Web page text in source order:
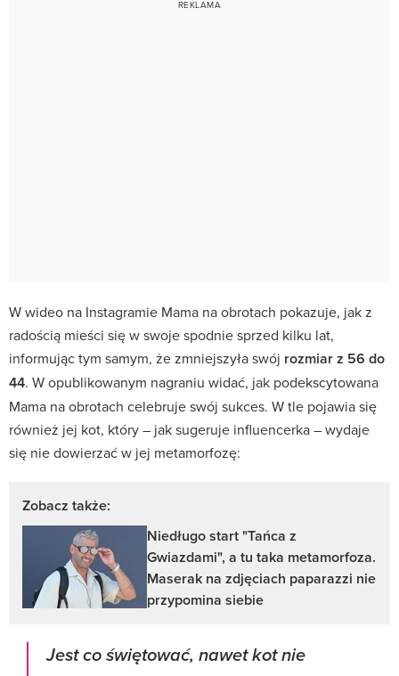
W wideo na Instagramie Mama na obrotach pokazuje, jak z
radością mieści się w swoje spodnie sprzed kilku lat,
informując tym samym, że zmniejszyła swój rozmiar z 56 do
44. W opublikowanym nagraniu widać, jak podekscytowana
Mama na obrotach celebruje swój sukces. W tle pojawia się
również jej kot, który – jak sugeruje influencerka – wydaje
się nie dowierzać w jej metamorfozę:
Zobacz także:
Niedługo start "Tańca z
Gwiazdami", a tu taka metamorfoza.
Maserak na zdjęciach paparazzi nie
przypomina siebie
Jest co świętować, nawet kot nie